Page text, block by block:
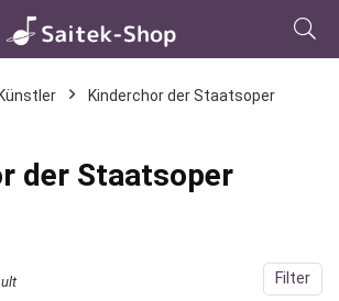
Kinderchor der Staatsoper
der Staatsoper
Filter